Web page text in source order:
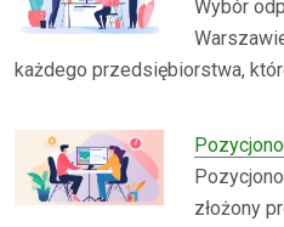
Wybór
każdego przedsiębiorstwa,
złożony